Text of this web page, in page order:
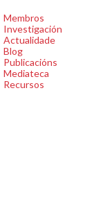
Membros
Investigación
Actualidade
Blog
Publicacións
Mediateca
Recursos